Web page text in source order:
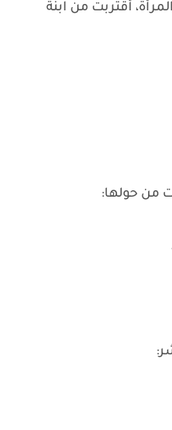
أقتربت من ابنة
من حولها: